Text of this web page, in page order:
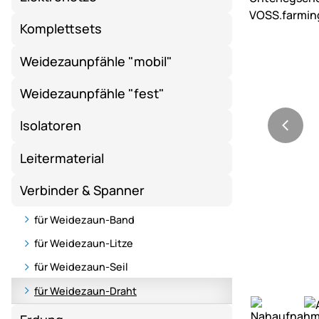
Komplettsets
Weidezaunpfähle "mobil"
Weidezaunpfähle "fest"
Isolatoren
Leitermaterial
Verbinder & Spanner
für Weidezaun-Band
für Weidezaun-Litze
für Weidezaun-Seil
für Weidezaun-Draht